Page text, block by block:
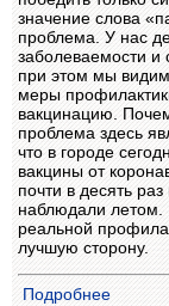
значение слова
проблема. У нас
заболеваемости
при этом мы
меры
вакцинацию.
проблема здесь
что в городе
вакцины от
почти в десять
наблюдали летом.
реальной
лучшую сторону.
Подробнее